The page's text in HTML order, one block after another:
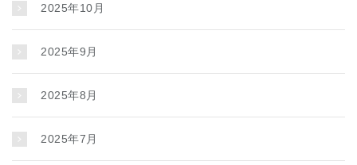
2025年10月
2025年9月
2025年8月
2025年7月